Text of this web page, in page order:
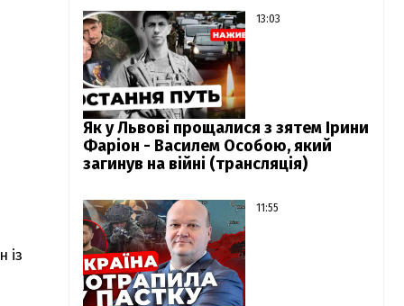
із
13:03
Як у Львові прощалися з зятем Ірини
Фаріон - Василем Особою, який
загинув на війні (трансляція)
11:55